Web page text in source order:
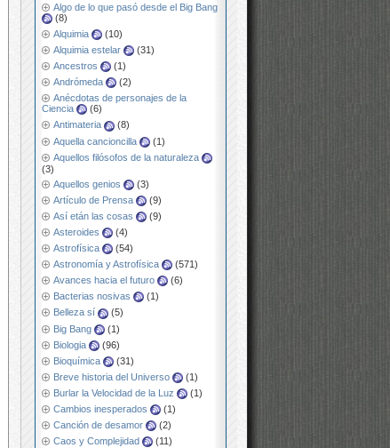
Algo de lo que pasó desde el Big Bang
(8)
Alquimia
(10)
Alquimia estelar
(31)
Ancestros
(1)
Andrómeda
(2)
Anécdotas de personajes de la
Ciencia
(6)
Antimateria
(8)
Aquella cancioncilla
(1)
Aquellos filósofos de la naturaleza
(3)
Aquellos genios
(3)
Artículo de Prensa
(9)
Así etán las cosas
(9)
Asteroides
(4)
Astrofísica
(54)
Astronomía y Astrofísica
(571)
Avances hacia el futuro
(6)
Bacterias nosivas
(1)
Belleza sí
(5)
Big Bang
(1)
Biologia
(96)
Bioquímica
(31)
Breve historia del Universo
(1)
Burlar la Velocidad de la Luz
(1)
Cambios inesperados
(1)
Canción de desamor
(2)
Caos y Complejidad
(11)